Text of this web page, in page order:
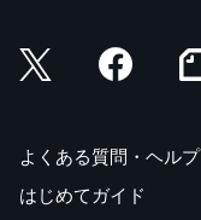
よくある質問・ヘルプ
はじめてガイド